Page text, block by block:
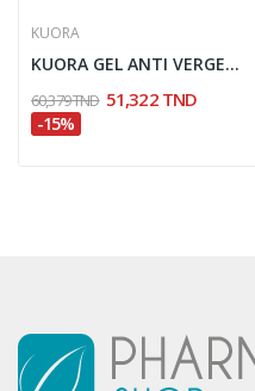
KUORA
KUORA GEL ANTI VERGETURE 200ML
60,379 TND 51,322 TND
-15%